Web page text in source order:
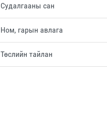
Судалгааны сан
Ном, гарын авлага
Төслийн тайлан